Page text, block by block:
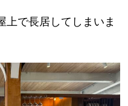
上で長居してしまいま